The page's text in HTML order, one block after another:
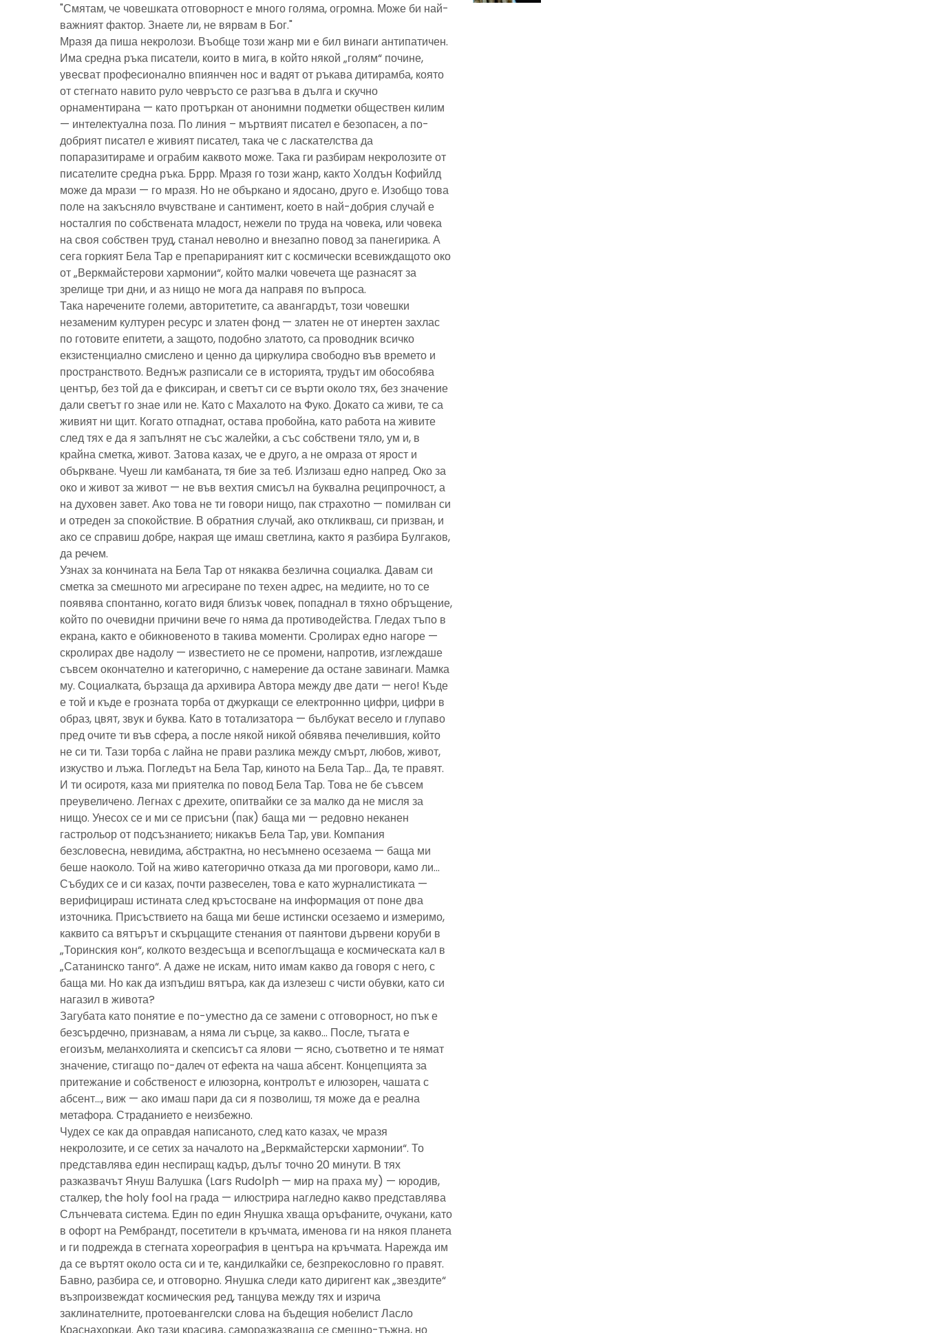
"Смятам, че човешката отговорност е много голяма, огромна. Може би най-
важният фактор. Знаете ли, не вярвам в Бог."
Мразя да пиша некролози. Въобще този жанр ми е бил винаги антипатичен.
Има средна ръка писатели, които в мига, в който някой „голям“ почине,
увесват професионално впиянчен нос и вадят от ръкава дитирамба, която
от стегнато навито руло чевръсто се разгъва в дълга и скучно
орнаментирана — като протъркан от анонимни подметки обществен килим
— интелектуална поза. По линия – мъртвият писател е безопасен, а по-
добрият писател е живият писател, така че с ласкателства да
попаразитираме и ограбим каквото може. Така ги разбирам некролозите от
писателите средна ръка. Бррр. Мразя го този жанр, както Холдън Кофийлд
може да мрази — го мразя. Но не объркано и ядосано, друго е. Изобщо това
поле на закъсняло вчувстване и сантимент, което в най-добрия случай е
носталгия по собствената младост, нежели по труда на човека, или човека
на своя собствен труд, станал неволно и внезапно повод за панегирика. А
сега горкият Бела Тар е препарираният кит с космически всевиждащото око
от „Веркмайстерови хармонии“, който малки човечета ще разнасят за
зрелище три дни, и аз нищо не мога да направя по въпроса.
Така наречените големи, авторитетите, са авангардът, този човешки
незаменим културен ресурс и златен фонд — златен не от инертен захлас
по готовите епитети, а защото, подобно златото, са проводник всичко
екзистенциално смислено и ценно да циркулира свободно във времето и
пространството. Веднъж разписали се в историята, трудът им обособява
център, без той да е фиксиран, и светът си се върти около тях, без значение
дали светът го знае или не. Като с Махалото на Фуко. Докато са живи, те са
живият ни щит. Когато отпаднат, остава пробойна, като работа на живите
след тях е да я запълнят не със жалейки, а със собствени тяло, ум и, в
крайна сметка, живот. Затова казах, че е друго, а не омраза от ярост и
объркване. Чуеш ли камбаната, тя бие за теб. Излизаш едно напред. Око за
око и живот за живот — не във вехтия смисъл на буквална реципрочност, а
на духовен завет. Ако това не ти говори нищо, пак страхотно — помилван си
и отреден за спокойствие. В обратния случай, ако откликваш, си призван, и
ако се справиш добре, накрая ще имаш светлина, както я разбира Булгаков,
да речем.
Узнах за кончината на Бела Тар от някаква безлична социалка. Давам си
сметка за смешното ми агресиране по техен адрес, на медиите, но то се
появява спонтанно, когато видя близък човек, попаднал в тяхно обръщение,
който по очевидни причини вече го няма да противодейства. Гледах тъпо в
екрана, както е обикновеното в такива моменти. Сролирах едно нагоре —
скролирах две надолу — известието не се промени, напротив, изглеждаше
съвсем окончателно и категорично, с намерение да остане завинаги. Мамка
му. Социалката, бързаща да архивира Автора между две дати — него! Къде
е той и къде е грозната торба от джуркащи се електроннно цифри, цифри в
образ, цвят, звук и буква. Като в тотализатора — бълбукат весело и глупаво
пред очите ти във сфера, а после някой никой обявява печелившия, който
не си ти. Тази торба с лайна не прави разлика между смърт, любов, живот,
изкуство и лъжа. Погледът на Бела Тар, киното на Бела Тар… Да, те правят.
И ти осиротя, каза ми приятелка по повод Бела Тар. Това не бе съвсем
преувеличено. Легнах с дрехите, опитвайки се за малко да не мисля за
нищо. Унесох се и ми се присъни (пак) баща ми — редовно неканен
гастрольор от подсъзнанието; никакъв Бела Тар, уви. Компания
безсловесна, невидима, абстрактна, но несъмнено осезаема — баща ми
беше наоколо. Той на живо категорично отказа да ми проговори, камо ли…
Събудих се и си казах, почти развеселен, това е като журналистиката —
верифицираш истината след кръстосване на информация от поне два
източника. Присъствието на баща ми беше истински осезаемо и измеримо,
каквито са вятърът и скърцащите стенания от паянтови дървени коруби в
„Торинския кон“, колкото вездесъща и всепоглъщаща е космическата кал в
„Сатанинско танго“. А даже не искам, нито имам какво да говоря с него, с
баща ми. Но как да изпъдиш вятъра, как да излезеш с чисти обувки, като си
нагазил в живота?
Загубата като понятие е по-уместно да се замени с отговорност, но пък е
безсърдечно, признавам, а няма ли сърце, за какво… После, тъгата е
егоизъм, меланхолията и скепсисът са ялови — ясно, съответно и те нямат
значение, стигащо по-далеч от ефекта на чаша абсент. Концепцията за
притежание и собственост е илюзорна, контролът е илюзорен, чашата с
абсент…, виж — ако имаш пари да си я позволиш, тя може да е реална
метафора. Страданието е неизбежно.
Чудех се как да оправдая написаното, след като казах, че мразя
некролозите, и се сетих за началото на „Веркмайстерски хармонии“. То
представлява един неспиращ кадър, дълъг точно 20 минути. В тях
разказвачът Януш Валушка (Lars Rudolph — мир на праха му) — юродив,
сталкер, the holy fool на града — илюстрира нагледно какво представлява
Слънчевата система. Един по един Янушка хваща оръфаните, очукани, като
в офорт на Рембрандт, посетители в кръчмата, именова ги на някоя планета
и ги подрежда в стегната хореография в центъра на кръчмата. Нарежда им
да се въртят около оста си и те, кандилкайки се, безпрекословно го правят.
Бавно, разбира се, и отговорно. Янушка следи като диригент как „звездите“
възпроизвеждат космическия ред, танцува между тях и изрича
заклинателните, протоевангелски слова на бъдещия нобелист Ласло